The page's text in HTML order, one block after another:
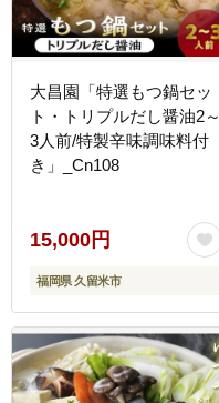
大昌園「特選もつ鍋セッ
ト・トリプルだし醤油2～
3人前/特製辛味調味料付
き」_Cn108
15,000円
福岡県 久留米市